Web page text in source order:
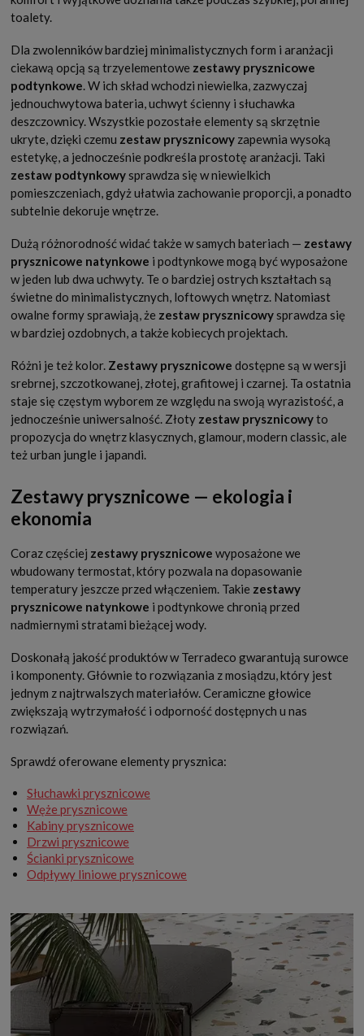
toalety.
Dla zwolenników bardziej minimalistycznych form i aranżacji
ciekawą opcją są trzyelementowe zestawy prysznicowe
podtynkowe. W ich skład wchodzi niewielka, zazwyczaj
jednouchwytowa bateria, uchwyt ścienny i słuchawka
deszczownicy. Wszystkie pozostałe elementy są skrzętnie
ukryte, dzięki czemu zestaw prysznicowy zapewnia wysoką
estetykę, a jednocześnie podkreśla prostotę aranżacji. Taki
zestaw podtynkowysprawdza się w niewielkich
pomieszczeniach, gdyż ułatwia zachowanie proporcji, a ponadto
subtelnie dekoruje wnętrze.
Dużą różnorodność widać także w samych bateriach — zestawy
prysznicowe natynkowe i podtynkowe mogą być wyposażone
w jeden lub dwa uchwyty. Te o bardziej ostrych kształtach są
świetne do minimalistycznych, loftowych wnętrz. Natomiast
owalne formy sprawiają, że zestaw prysznicowysprawdza się
w bardziej ozdobnych, a także kobiecych projektach.
Różni je też kolor. Zestawy prysznicowe dostępne są w wersji
srebrnej, szczotkowanej, złotej, grafitowej i czarnej. Ta ostatnia
staje się częstym wyborem ze względu na swoją wyrazistość, a
jednocześnie uniwersalność. Złoty zestaw prysznicowyto
propozycja do wnętrz klasycznych, glamour, modern classic, ale
też urban jungle i japandi.
Zestawy prysznicowe — ekologia i
ekonomia
Coraz częściej zestawy prysznicowe wyposażone we
wbudowany termostat, który pozwala na dopasowanie
temperatury jeszcze przed włączeniem. Takie zestawy
prysznicowe natynkowe i podtynkowe chronią przed
nadmiernymi stratami bieżącej wody.
Doskonałą jakość produktów w Terradeco gwarantują surowce
i komponenty. Głównie to rozwiązania z mosiądzu, który jest
jednym z najtrwalszych materiałów. Ceramiczne głowice
zwiększają wytrzymałość i odporność dostępnych u nas
rozwiązań.
Sprawdź oferowane elementy prysznica:
Słuchawki prysznicowe
Węże prysznicowe
Kabiny prysznicowe
Drzwi prysznicowe
Ścianki prysznicowe
Odpływy liniowe prysznicowe